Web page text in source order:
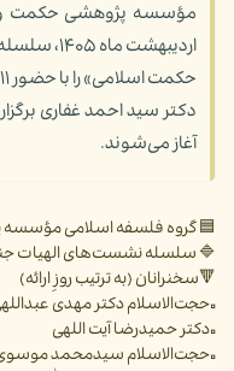
آغاز می‌شوند.
🟦 گروه فلسفه اسلامی مؤسسه
🔷 سلسله نشست‌های الهیات
🔻سخنرانان (به ترتیب روزِ ارائه)
▫️حجت‌الاسلام دکتر مهدی
▫️دکتر حمیدرضا آیت اللهی
▫️حجت‌الاسلام سیدمحمد موسوی